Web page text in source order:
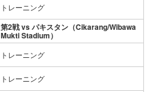
トレーニング
第2戦 vs パキスタン（Cikarang/Wibawa
Mukti Stadium）
トレーニング
トレーニング